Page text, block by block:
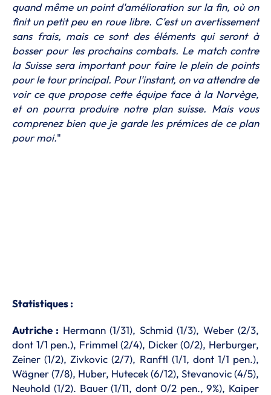
quand même un point d'amélioration sur la fin, où on
finit un petit peu en roue libre. C'est un avertissement
sans frais, mais ce sont des éléments qui seront à
bosser pour les prochains combats. Le match contre
la Suisse sera important pour faire le plein de points
pour le tour principal. Pour l'instant, on va attendre de
voir ce que propose cette équipe face à la Norvège,
et on pourra produire notre plan suisse. Mais vous
comprenez bien que je garde les prémices de ce plan
pour moi."
Statistiques :
Autriche : Hermann (1/31), Schmid (1/3), Weber (2/3,
dont 1/1 pen.), Frimmel (2/4), Dicker (0/2), Herburger,
Zeiner (1/2), Zivkovic (2/7), Ranftl (1/1, dont 1/1 pen.),
Wägner (7/8), Huber, Hutecek (6/12), Stevanovic (4/5),
Neuhold (1/2). Bauer (1/11, dont 0/2 pen., 9%), Kaiper